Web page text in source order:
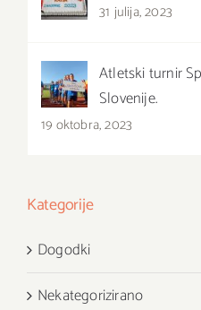
31 julija, 2023
Atletski turnir
Slovenije.
19 oktobra, 2023
Kategorije
Dogodki
Nekategorizirano